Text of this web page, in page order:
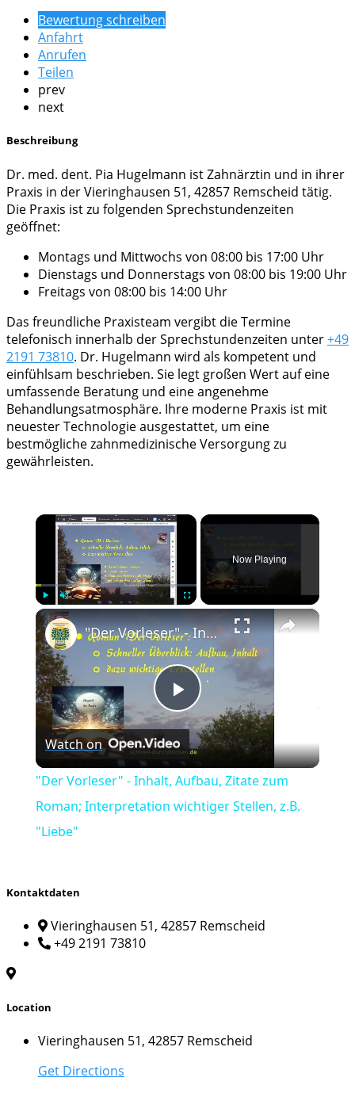
Bewertung schreiben
Anfahrt
Anrufen
Teilen
prev
next
Beschreibung
Dr. med. dent. Pia Hugelmann ist Zahnärztin und in ihrer
Praxis in der Vieringhausen 51, 42857 Remscheid tätig.
Die Praxis ist zu folgenden Sprechstundenzeiten
geöffnet:
Montags und Mittwochs von 08:00 bis 17:00 Uhr
Dienstags und Donnerstags von 08:00 bis 19:00 Uhr
Freitags von 08:00 bis 14:00 Uhr
Das freundliche Praxisteam vergibt die Termine
telefonisch innerhalb der Sprechstundenzeiten unter+49
2191 73810. Dr. Hugelmann wird als kompetent und
einfühlsam beschrieben. Sie legt großen Wert auf eine
umfassende Beratung und eine angenehme
Behandlungsatmosphäre. Ihre moderne Praxis ist mit
neuester Technologie ausgestattet, um eine
bestmögliche zahnmedizinische Versorgung zu
gewährleisten.
×
Play Unmute
Now Playing
×
Play
Video
"Der Vorleser" - Inhalt, Aufbau, Zitate zum Roman; Interpretation wichtiger Stellen, z.B. "Liebe"
Watch on
"Der Vorleser" - Inhalt, Aufbau, Zitate zum
Roman; Interpretation wichtiger Stellen, z.B.
"Liebe"
Kontaktdaten
Vieringhausen 51, 42857 Remscheid
+49 2191 73810
Location
Vieringhausen 51, 42857 Remscheid
Get Directions